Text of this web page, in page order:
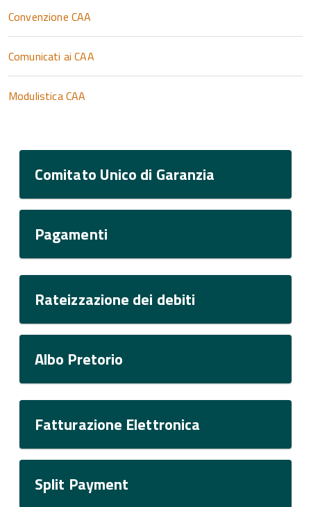
Convenzione CAA
Comunicati ai CAA
Modulistica CAA
Comitato Unico di Garanzia
Pagamenti
Rateizzazione dei debiti
Albo Pretorio
Fatturazione Elettronica
Split Payment